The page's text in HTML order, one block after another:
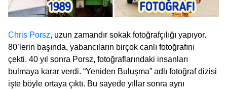
Chris Porsz, uzun zamandır sokak fotoğrafçılığı yapıyor.
80’lerin başında, yabancıların birçok canlı fotoğrafını
çekti. 40 yıl sonra Porsz, fotoğraflarındaki insanları
bulmaya karar verdi. “Yeniden Buluşma” adlı fotoğraf dizisi
işte böyle ortaya çıktı. Bu sayede yıllar sonra aynı